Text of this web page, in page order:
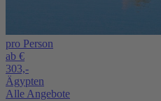
pro Person
ab €
303,-
Ägypten
Alle Angebote